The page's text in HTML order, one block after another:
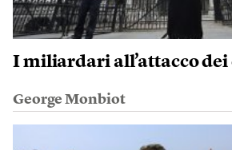
I miliardari all’attacco
George Monbiot